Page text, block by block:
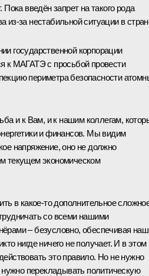
введён запрет на такого рода
из‑за нестабильной ситуации в
государственной корпорации
к МАГАТЭ с просьбой провести
периметра безопасности
и к Вам, и к нашим коллегам,
и финансов. Мы видим
напряжение, оно не должно
текущем экономическом
в какое‑то дополнительное
со всеми нашими
– безусловно, обеспечивая
нигде ничего не получает. И в этом
это правило. Но не нужно
нужно перекладывать политическую